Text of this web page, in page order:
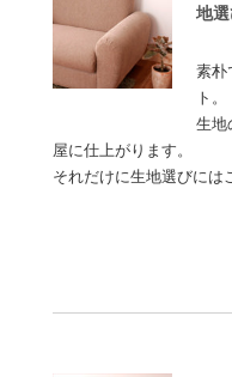
地
素朴
ト。
生地
屋に仕上がります。
それだけに生地選びに